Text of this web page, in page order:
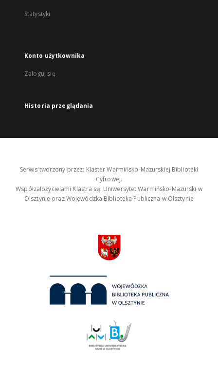
Statystyki
Konto użytkownika
Zaloguj się
Historia przeglądania
Serwis tworzony przez: Klaster Warmińsko-Mazurskiej Biblioteki
Cyfrowej.
Współzałożycielami Klastra są: Uniwersytet Warmińsko-Mazurski w
Olsztynie oraz Wojewódzka Biblioteka Publiczna w Olsztynie